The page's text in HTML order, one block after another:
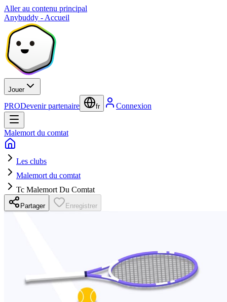
Aller au contenu principal
Anybuddy - Accueil
Jouer
PRODevenir partenaire fr Connexion
Malemort du comtat
Les clubs
Malemort du comtat
Tc Malemort Du Comtat
Partager Enregistrer